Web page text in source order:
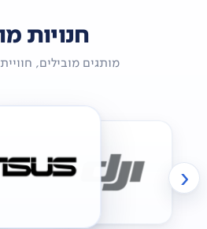
חנויות
מותגים מובילים,
‹